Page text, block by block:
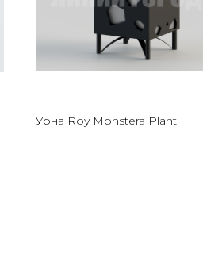
Урна Roy Monstera Plant